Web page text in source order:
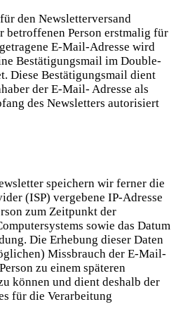
den Newsletterversand
betroffenen Person erstmalig für
E-Mail-Adresse wird
Bestätigungsmail im Double-
Diese Bestätigungsmail dient
der E-Mail- Adresse als
des Newsletters autorisiert
speichern wir ferner die
(ISP) vergebene IP-Adresse
zum Zeitpunkt der
sowie das Datum
Die Erhebung dieser Daten
Missbrauch der E-Mail-
zu einem späteren
können und dient deshalb der
für die Verarbeitung